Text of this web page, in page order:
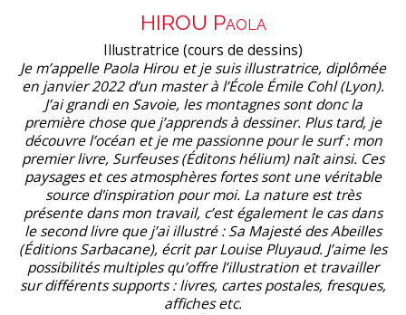
HIROU Paola
Illustratrice (cours de dessins)
Je m’appelle Paola Hirou et je suis illustratrice, diplômée
en janvier 2022 d’un master à l’École Émile Cohl (Lyon).
J’ai grandi en Savoie, les montagnes sont donc la
première chose que j’apprends à dessiner. Plus tard, je
découvre l’océan et je me passionne pour le surf : mon
premier livre, Surfeuses (Éditons hélium) naît ainsi. Ces
paysages et ces atmosphères fortes sont une véritable
source d'inspiration pour moi. La nature est très
présente dans mon travail, c’est également le cas dans
le second livre que j’ai illustré : Sa Majesté des Abeilles
(Éditions Sarbacane), écrit par Louise Pluyaud. J’aime les
possibilités multiples qu’offre l’illustration et travailler
sur différents supports : livres, cartes postales, fresques,
affiches etc.